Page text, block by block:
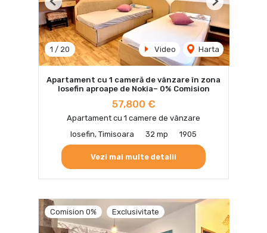
1 / 20 Video Harta
Previous Next
Apartament cu 1 cameră de vânzare în zona
Iosefin aproape de Nokia– 0% Comision
57,800 €
Apartament cu 1 camere de vânzare
Iosefin, Timisoara
32 mp 1905
Vezi mai multe detalii
Comision 0% Exclusivitate